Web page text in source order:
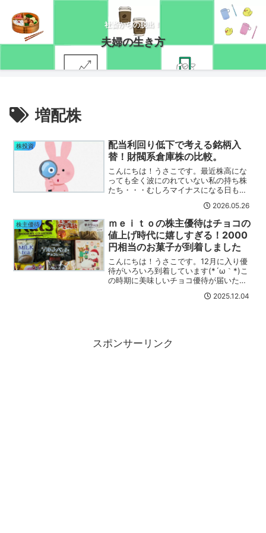
社畜からの脱出！
夫婦の生き方
増配株
株投資
配当利回り低下で考える銘柄入
替！財閥系倉庫株の比較。
こんにちは！うさこです。最近株高にな
っても全く波にのれていない私の持ち株
たち・・・むしろマイナスになる日もあ
リュー株には厳しい状況が続くのでしょ
うか？そんな私ですが、イラン情勢によ
り内需は厳しい状況に...
2026.05.26
株主優待
ｍｅｉｔｏの株主優待はチョコの
値上げ時代に嬉しすぎる！2000
円相当のお菓子が到着しました
こんにちは！うさこです。12月に入り優
待がいろいろ到着しています(*´ω｀*)こ
の時期に美味しいチョコ優待が届いたの
ら株主優待が到着！アルファベットチョ
2025.12.04
スポンサーリンク